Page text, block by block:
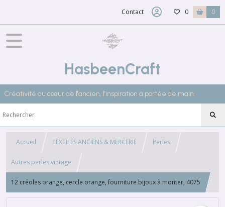
Contact 0 0
HasbeenCraft
Créativité au cœur de l'ancien, l'inspiration à portée de main
Accueil TEXTILES ANCIENS & MERCERIE Perles
Autres perles vintage
12 créoles orange, cercle orange, fourniture bijoux à monter, 4075